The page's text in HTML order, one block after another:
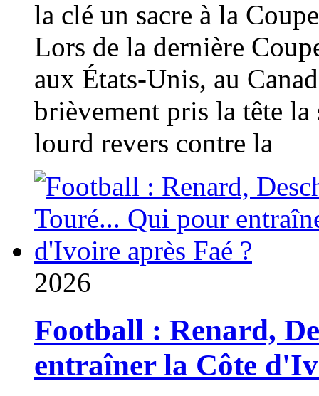
la clé un sacre à la
Lors de la dernière
aux États-Unis, au
brièvement pris la tête
lourd revers contre la
2026
Football : Renard,
entraîner la Côte